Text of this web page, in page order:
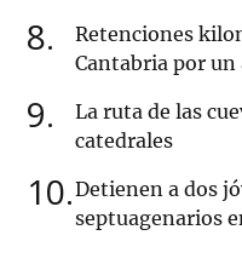
8
Retenciones
Cantabria por
9
La ruta de las
catedrales
10 Detienen a dos
septuagenarios